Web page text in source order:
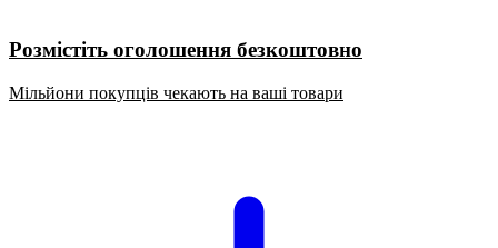
Розмістіть оголошення безкоштовно
Мільйони покупців чекають на ваші товари